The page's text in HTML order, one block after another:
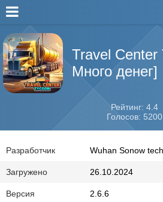
Travel
Много денег]
Рейтинг: 4.4
Голосов: 5200
Разработчик Wuhan Sonow
Загружено 26.10.2024
Версия 2.6.6